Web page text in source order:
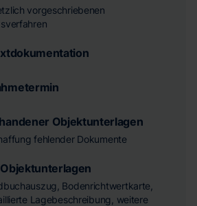
vorgeschriebenen
Objektunterlagen
fehlender Dokumente
Bodenrichtwertkarte,
Lagebeschreibung, weitere